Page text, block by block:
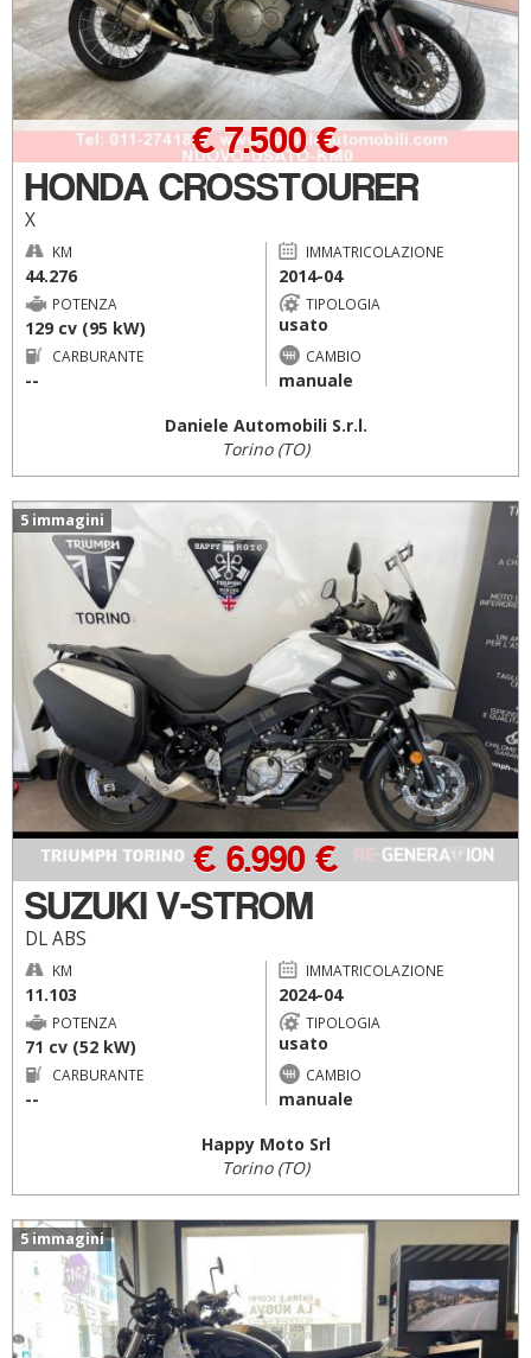
HONDA CROSSTOURER
X
€ 7.500 €
KM
44.276
IMMATRICOLAZIONE
2014-04
POTENZA
129 cv (95 kW)
TIPOLOGIA
usato
CARBURANTE
--
CAMBIO
manuale
Daniele Automobili S.r.l.
Torino (TO)
5 immagini
SUZUKI V-STROM
DL ABS
€ 6.990 €
KM
11.103
IMMATRICOLAZIONE
2024-04
POTENZA
71 cv (52 kW)
TIPOLOGIA
usato
CARBURANTE
--
CAMBIO
manuale
Happy Moto Srl
Torino (TO)
5 immagini